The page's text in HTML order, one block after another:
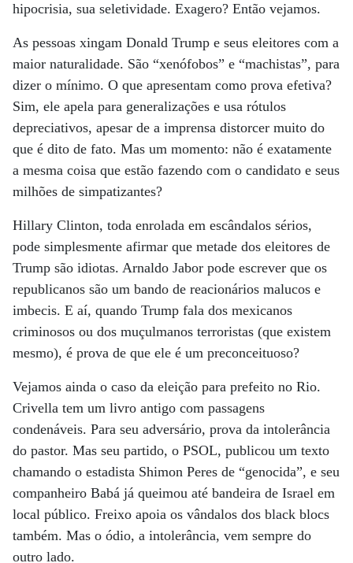
hipocrisia, sua seletividade. Exagero? Então vejamos.
As pessoas xingam Donald Trump e seus eleitores com a
maior naturalidade. São “xenófobos” e “machistas”, para
dizer o mínimo. O que apresentam como prova efetiva?
Sim, ele apela para generalizações e usa rótulos
depreciativos, apesar de a imprensa distorcer muito do
que é dito de fato. Mas um momento: não é exatamente
a mesma coisa que estão fazendo com o candidato e seus
milhões de simpatizantes?
Hillary Clinton, toda enrolada em escândalos sérios,
pode simplesmente afirmar que metade dos eleitores de
Trump são idiotas. Arnaldo Jabor pode escrever que os
republicanos são um bando de reacionários malucos e
imbecis. E aí, quando Trump fala dos mexicanos
criminosos ou dos muçulmanos terroristas (que existem
mesmo), é prova de que ele é um preconceituoso?
Vejamos ainda o caso da eleição para prefeito no Rio.
Crivella tem um livro antigo com passagens
condenáveis. Para seu adversário, prova da intolerância
do pastor. Mas seu partido, o PSOL, publicou um texto
chamando o estadista Shimon Peres de “genocida”, e seu
companheiro Babá já queimou até bandeira de Israel em
local público. Freixo apoia os vândalos dos black blocs
também. Mas o ódio, a intolerância, vem sempre do
outro lado.